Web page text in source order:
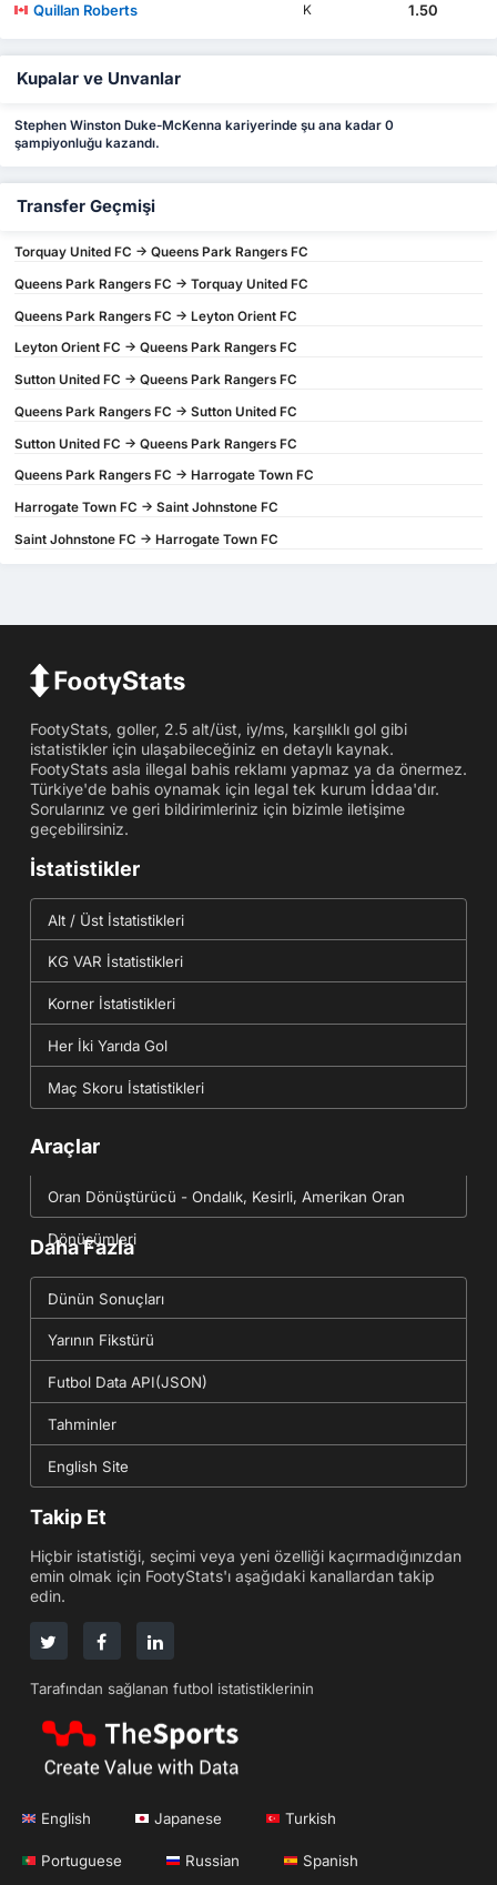
Quillan Roberts
K 1.50
Kupalar ve Unvanlar
Stephen Winston Duke-McKenna kariyerinde şu ana kadar 0
şampiyonluğu kazandı.
Transfer Geçmişi
Torquay United FC -> Queens Park Rangers FC
Queens Park Rangers FC -> Torquay United FC
Queens Park Rangers FC -> Leyton Orient FC
Leyton Orient FC -> Queens Park Rangers FC
Sutton United FC -> Queens Park Rangers FC
Queens Park Rangers FC -> Sutton United FC
Sutton United FC -> Queens Park Rangers FC
Queens Park Rangers FC -> Harrogate Town FC
Harrogate Town FC -> Saint Johnstone FC
Saint Johnstone FC -> Harrogate Town FC
FootyStats, goller, 2.5 alt/üst, iy/ms, karşılıklı gol gibi
istatistikler için ulaşabileceğiniz en detaylı kaynak.
FootyStats asla illegal bahis reklamı yapmaz ya da önermez.
Türkiye'de bahis oynamak için legal tek kurum İddaa'dır.
Sorularınız ve geri bildirimleriniz için bizimle iletişime
geçebilirsiniz.
İstatistikler
Alt / Üst İstatistikleri
KG VAR İstatistikleri
Korner İstatistikleri
Her İki Yarıda Gol
Maç Skoru İstatistikleri
Araçlar
Oran Dönüştürücü - Ondalık, Kesirli, Amerikan Oran
Dönüşümleri
Daha Fazla
Dünün Sonuçları
Yarının Fikstürü
Futbol Data API(JSON)
Tahminler
English Site
Takip Et
Hiçbir istatistiği, seçimi veya yeni özelliği kaçırmadığınızdan
emin olmak için FootyStats'ı aşağıdaki kanallardan takip
edin.
Tarafından sağlanan futbol istatistiklerinin
English Japanese Turkish
Portuguese Russian Spanish